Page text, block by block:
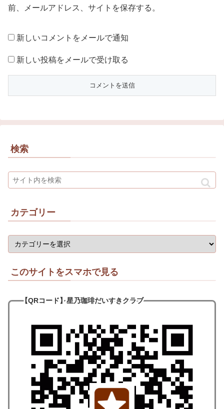
前、メールアドレス、サイトを保存する。
新しいコメントをメールで通知
新しい投稿をメールで受け取る
検索
カテゴリー
このサイトをスマホで見る
【QRコード】星乃珈琲だいすきクラブ